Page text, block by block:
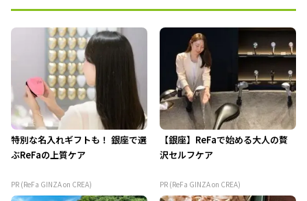
特別な名入れギフトも！ 銀座で選
ぶReFaの上質ケア
PR (ReFa GINZA on CREA)
【銀座】ReFaで始める大人の贅
沢セルフケア
PR (ReFa GINZA on CREA)